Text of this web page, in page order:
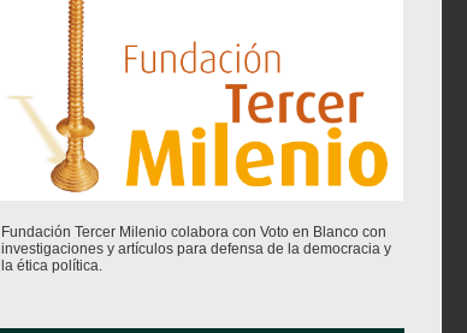
Fundación Tercer Milenio colabora con Voto en Blanco con
investigaciones y artículos para defensa de la democracia y
la ética política.